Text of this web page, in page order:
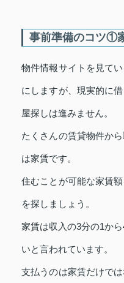
事前準備のコツ①
物件情報サイトを見て
にしますが、現実的に
屋探しは進みません。
たくさんの賃貸物件か
は家賃です。
住むことが可能な家賃
を探しましょう。
家賃は収入の3分の1か
いと言われています。
支払うのは家賃だけで